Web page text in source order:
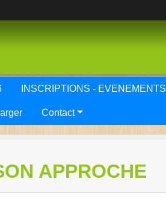
INSCRIPTIONS - EVENEMENTS
Contact
APPROCHE